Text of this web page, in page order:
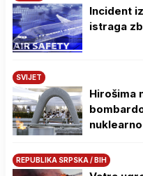
Incident
istraga
SVIJET
Hirošima
REPUBLIKA SRPSKA / BIH